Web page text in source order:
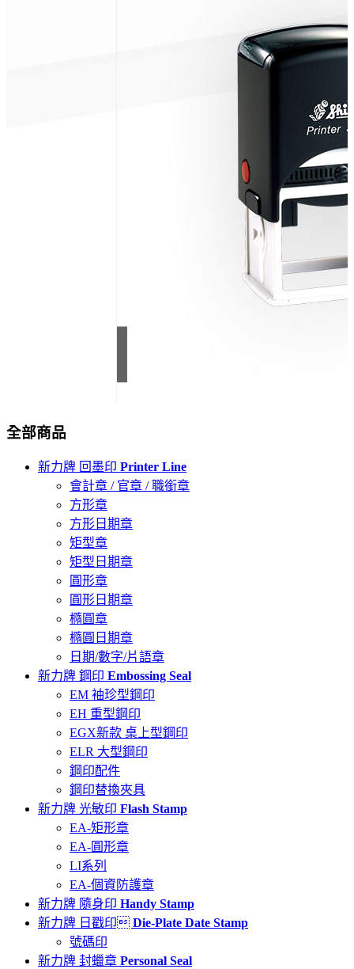
全部商品
新力牌 回墨印 Printer Line
會計章 / 官章 / 職銜章
方形章
方形日期章
矩型章
矩型日期章
圓形章
圓形日期章
橢圓章
橢圓日期章
日期/數字/片語章
新力牌 鋼印 Embossing Seal
EM 袖珍型鋼印
EH 重型鋼印
EGX新款 桌上型鋼印
ELR 大型鋼印
鋼印配件
鋼印替換夾具
新力牌 光敏印 Flash Stamp
EA-矩形章
EA-圓形章
LI系列
EA-個資防護章
新力牌 隨身印 Handy Stamp
新力牌 日戳印 Die-Plate Date Stamp
號碼印
新力牌 封蠟章 Personal Seal